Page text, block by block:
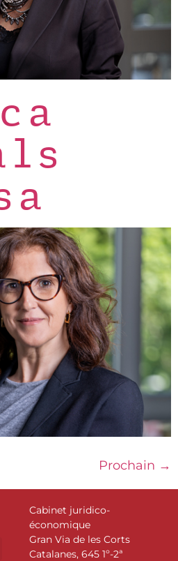
Prochain →
Cabinet juridico-
économique
Gran Via de les Corts
Catalanes, 645 1º-2ª